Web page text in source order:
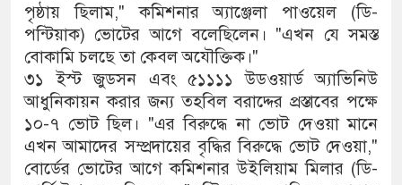
পৃষ্ঠায় ছিলাম," কমিশনার অ্যাঞ্জেলা পাওয়েল (ডি-
পন্টিয়াক) ভোটের আগে বলেছিলেন। "এখন যে সমস্ত
বোকামি চলছে তা কেবল অযৌক্তিক।"
৩১ ইস্ট জুডসন এবং ৫১১১১ উডওয়ার্ড অ্যাভিনিউ
আধুনিকায়ন করার জন্য তহবিল বরাদ্দের প্রস্তাবের পক্ষে
১০-৭ ভোট ছিল। "এর বিরুদ্ধে না ভোট দেওয়া মানে
এখন আমাদের সম্প্রদায়ের বৃদ্ধির বিরুদ্ধে ভোট দেওয়া,"
বোর্ডের ভোটের আগে কমিশনার উইলিয়াম মিলার (ডি-